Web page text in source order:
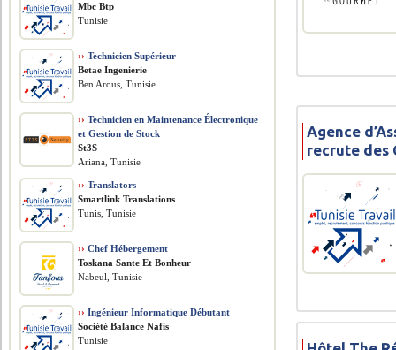
Agence
recrute des
Mbc Btp
Tunisie
›› Technicien Supérieur
Betae Ingenierie
Ben Arous, Tunisie
›› Technicien en Maintenance Électronique
et Gestion de Stock
St3S
Ariana, Tunisie
›› Translators
Smartlink Translations
Tunis, Tunisie
›› Chef Hébergement
Toskana Sante Et Bonheur
Nabeul, Tunisie
›› Ingénieur Informatique Débutant
Société Balance Nafis
Tunisie